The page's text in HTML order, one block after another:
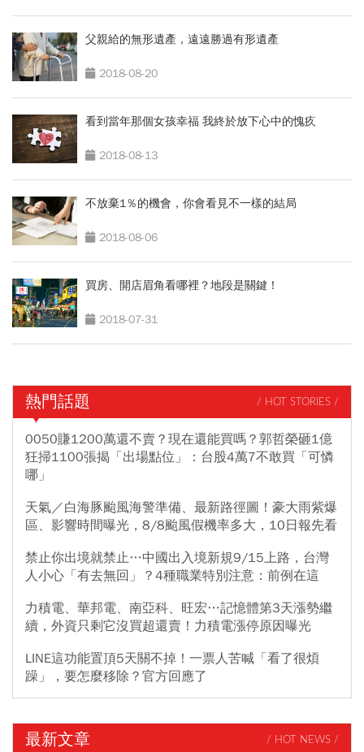
父親給的無形遺產，遠遠勝過有形遺產
2018-08-20
看到當年那個女孩幸福 我終於放下心中的愧疚
2018-08-13
不放棄1％的機會，你會看見不一樣的結局
2018-08-06
買房、開店眉角看哪裡？地段是關鍵！
2018-07-31
熱門話題 / HOT STORIES /
0050賺1200萬還不賣？現在還能買嗎？郭哲榮砸1億
狂掃1100張揭「出場點位」：台股4萬7不敢買「可憐
哪」
天氣／白海豚颱風海警準備、最新路徑圖！豪大雨紫爆
區、影響時間曝光，8/8颱風假機率多大，10日報先看
禁止你出境就禁止…中國出入境新規9/15上路，台灣
人小心「有去無回」？4種職業特別注意：前例在這
力積電、華邦電、南亞科、旺宏…記憶體第3天漲勢繼
續，外資只剩它沒買超還賣！力積電漲停原因曝光
LINE這功能置頂5天關不掉！一票人苦喊「看了很煩
躁」，要怎麼移除？官方回應了
最新文章 / HOT NEWS /